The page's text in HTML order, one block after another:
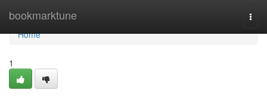
bookmarktune
Home
Home
1